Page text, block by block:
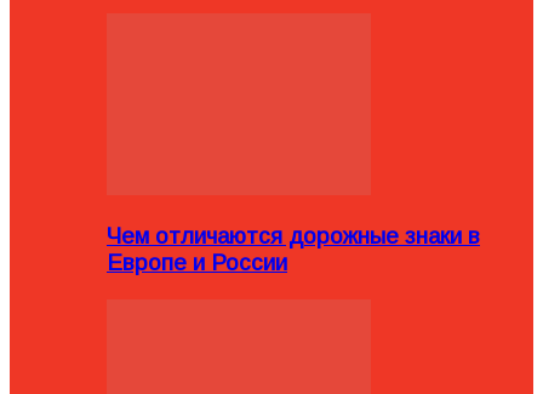
Чем отличаются дорожные знаки в
Европе и России